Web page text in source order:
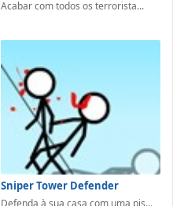
Acabar com todos os terrorista...
Sniper Tower Defender
Defenda à sua casa com uma pis...